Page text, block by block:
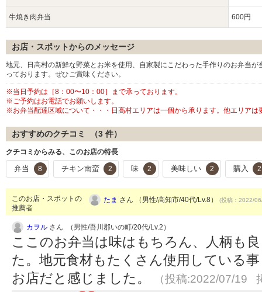
牛焼き肉弁当 600円
お店・スポットからのメッセージ
地元、日高村の新鮮な野菜とお米を使用、自家製にこだわった手作りのお弁当
っております。ぜひご賞味ください。
※当日予約は［8：00〜10：00］まで承っております。
※ご予約はお電話でお願いします。
※お弁当配達区域について・・・日高村エリアは一個から承ります。他エリアは
おすすめのクチコミ （3 件）
クチコミからみる、このお店の特長
弁当 8 チキン南蛮 2 味 2 美味しい 2 購入 2
このお店・スポットの
推薦者
たま さん （男性/高知市/40代/Lv.8） (投稿：2022/
カヲル さん （男性/吾川郡いの町/20代/Lv.2）
ここのお弁当は味はもちろん、人柄も
た。地元食材もたくさん使用している
お店だと感じました。
（投稿:2022/07/19